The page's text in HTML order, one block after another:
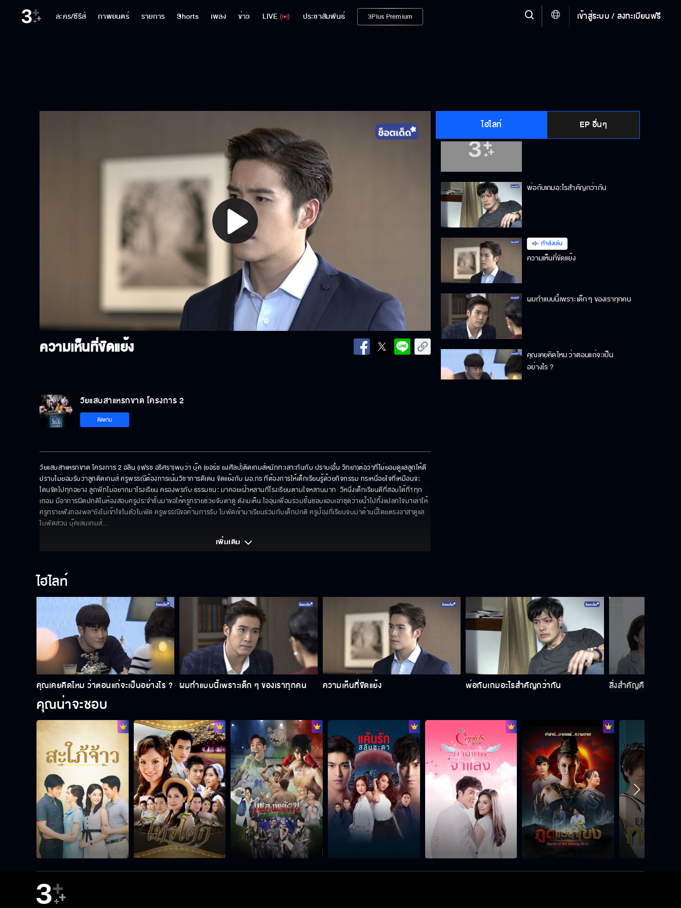
ละคร/ซีรีส์ ภาพยนตร์ รายการ Shorts เพลง ข่าว LIVE ประชาสัมพันธ์ 3Plus Premium เข้าสู่ระบบ / ลงทะเบียนฟรี
Play
Video
ความเห็นที่ขัดแย้ง
ไฮไลท์ EP อื่นๆ
เป็นตัวเองมันก็ไม่ง่าย
พ่อกับเกมอะไรสำคัญกว่ากัน
กำลังเล่น
ความเห็นที่ขัดแย้ง
ผมทำแบบนี้เพราะเด็ก ๆ ของเราทุกคน
คุณเคยคิดไหม ว่าตอนแก่จะเป็น
อย่างไร ?
วัยแสบสาแหรกขาด โครงการ 2
ติดตาม
วัยแสบสาแหรกขาด โครงการ 2 อลิน (เฟรช อริศรา)พบว่า บุ๊ค (ยอร์ช ยงศิลป์)ติดเกมส์หนักทะเลาะกันกับ ปราบ(อั๋น วิทยา)ต่อว่าที่ไม่ยอมดูแลลูกให้ดี
ปราบไม่ยอมรับว่าลูกติดเกมส์ ครูพรรณีต้องการเน้นวิชาการดีเด่น ขัดแย้งกับ ผอ.กร ที่ต้องการให้เด็กเรียนรู้ด้วยกิจกรรม กรเหนื่อยใจที่เหมือนจะ
โดนขัดไปทุกอย่าง ลูกพีทไม่อยากมาโรงเรียน ครองพรกับ ธรรมชนะ มาคอยเฝ้าหลานที่โรงเรียนตามใจหลานมาก  วีหนึ่งเด็กเรียนดีที่สอบได้ที่1ทุก
เทอม มีอาการผิดปกติในห้องสอบครูประจำชั้นมาขอให้ครูทรายช่วยจับตาดู ตังเมเห็น ไออุ่นเพื่อนร่วมชั้นชอบแอบเอาชุดว่ายน้ำไปทิ้งแปลกใจมาเล่าให้
ครูทรายฟังกองพล”ยังไม่เข้าใจในตัวใบพัด ครูพรรณีขอค้านการรับ ใบพัดเข้ามาเรียนร่วมกับเด็กปกติ ครูป้องที่เรียนจบมาด้านนี้โดยตรงอาสาดูแล
ใบพัดส่วน บุ๊คเล่นเกมส์...
เพิ่มเติม
ไฮไลท์
คุณเคยคิดไหม ว่าตอนแก่จะเป็นอย่างไร ? ผมทำแบบนี้เพราะเด็ก ๆ ของเราทุกคน ความเห็นที่ขัดแย้ง พ่อกับเกมอะไรสำคัญกว่ากัน สิ่งสำคัญคือความเข้า
คุณน่าจะชอบ